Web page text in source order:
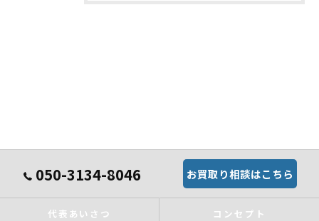
050-3134-8046 お買取り相談はこちら
代表あいさつ コンセプト